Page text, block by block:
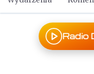
Radio